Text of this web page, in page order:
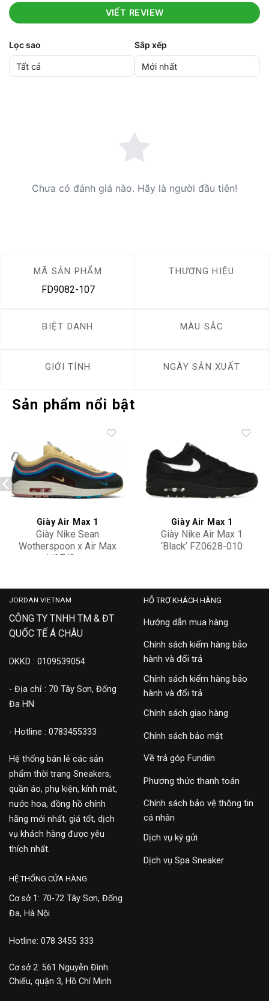
VIẾT REVIEW
Lọc sao Sắp xếp
Chưa có đánh giá nào. Hãy là người đầu tiên!
MÃ SẢN PHẨM
FD9082-107
THƯƠNG HIỆU
BIỆT DANH MÀU SẮC
GIỚI TÍNH NGÀY SẢN XUẤT
Sản phẩm nổi bật
Add to
wishlist
Giày Air Max 1
Giày Nike Sean
Wotherspoon x Air Max
1/97 ‘Sean
Add to
Giày Air Max 1
Giày Nike Air Max 1
‘Black’ FZ0628-010
JORDAN VIETNAM
CÔNG TY TNHH TM & ĐT
QUỐC TẾ Á CHÂU
DKKD : 0109539054
- Địa chỉ : 70 Tây Sơn, Đống
Đa HN
- Hotline : 0783455333
Hệ thống bán lẻ các sản
phẩm thời trang Sneakers,
quần áo, phụ kiện, kính mắt,
nước hoa, đồng hồ chính
hãng mới nhất, giá tốt, dịch
vụ khách hàng được yêu
thích nhất.
HỖ TRỢ KHÁCH HÀNG
Hướng dẫn mua hàng
Chính sách kiểm hàng bảo
hành và đổi trả
Chính sách kiểm hàng bảo
hành và đổi trả
Chính sách giao hàng
Chính sách bảo mật
Về trả góp Fundiin
Phương thức thanh toán
Chính sách bảo vệ thông tin
cá nhân
Dịch vụ ký gửi
Dịch vụ Spa Sneaker
HỆ THỐNG CỬA HÀNG
Cơ sở 1: 70-72 Tây Sơn, Đống
Đa, Hà Nội
Hotline: 078 3455 333
Cơ sở 2: 561 Nguyễn Đình
Chiểu, quận 3, Hồ Chí Minh